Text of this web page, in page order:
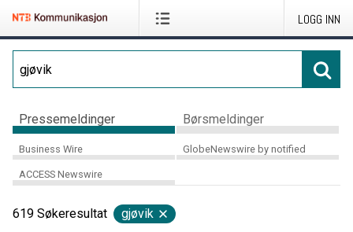
LOGG INN
Pressemeldinger Børsmeldinger
Business Wire GlobeNewswire by notified
ACCESS Newswire
619 Søkeresultat gjøvik